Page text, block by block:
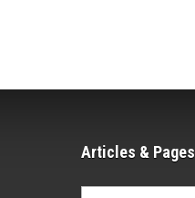
Articles & Pages
Rechercher :